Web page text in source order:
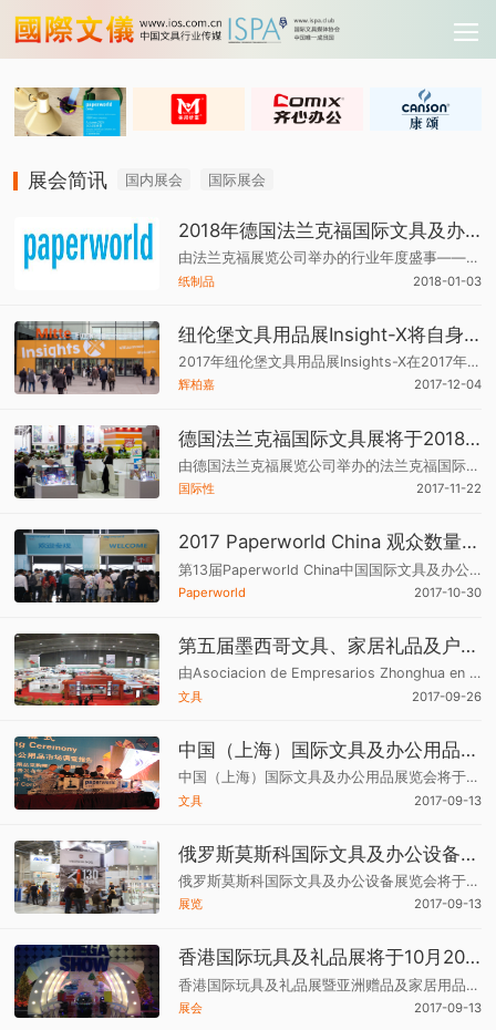
展会简讯 国内展会 国际展会
2018年德国法兰克福国际文具及办公用品博览会将于1月举行
由法兰克福展览公司举办的行业年度盛事——法兰克福国际纸制品、办公用品博览会（PAPERWORLD）将于2018年1月27日至30日在德国法兰克福国际展览中心举行，预计有来自169个国家以及地区的107，000名业界观众到访。
纸制品 2018-01-03
纽伦堡文具用品展Insight-X将自身打造成为坚实的展会平台
2017年纽伦堡文具用品展Insights-X在2017年10月5日至8日圆满落幕，吸引了来自99个国家的5578个贸易买家齐聚品种繁多的展会，高度国际化的展会突显强劲增长，展商和观众高度评价的极具效果的文具展。
辉柏嘉 2017-12-04
德国法兰克福国际文具展将于2018年1月27日至30日举行
由德国法兰克福展览公司举办的法兰克福国际纸制品及办公用品世界展览会（Paperworld）将于2018年1月27日-30日在法兰克福国际展览中心举行。Paperworld展会将吸引世界各地169个国家以及地区的107，000名业界专业观众到访。
国际性 2017-11-22
2017 Paperworld China 观众数量再攀高峰
第13届Paperworld China中国国际文具及办公用品展览会圆满落幕，来自全球各地的23,368名（2016：22,932名）观众齐聚上海新国际博览中心，买家数量位列前十的国家及地区包括日本、美国、香港、台湾、韩国、印度、德国、法国、泰国和英国。
Paperworld 2017-10-30
第五届墨西哥文具、家居礼品及户外用品展于11月23至25日举行
由Asociacion de Empresarios Zhonghua en Mexico.A.C主办的第五届墨西哥文具、家居礼品及户外用品展于11月23日-25日在墨西哥城WTC世贸中心举行，该展会从2012年开始举办至今得到了中国驻墨西哥大使馆、墨西哥经济部、墨西哥杜兰戈州等单位的大力支持。
文具 2017-09-26
中国（上海）国际文具及办公用品展览会
中国（上海）国际文具及办公用品展览会将于2017年9月21至23日在上海举行，由中国轻工工艺品进出口商会和德国法兰克福展览公司共同主办，两家主办单位联手将中国国际文具及办公用品展览会打造成中国乃至亚太地区规模最大、最权威的国际展会。
文具 2017-09-13
俄罗斯莫斯科国际文具及办公设备展览会将于9月23日开幕
俄罗斯莫斯科国际文具及办公设备展览会将于9月23日至25日在莫斯科举行，该展会近200家企业参展，共25个国家近12000多个专业观众到会参观采购。因为迫于国际压力，俄在关税、市场规范等方面都将做出相应的调整，这对于“中国制造”在当地健康发展大有裨益。
展览 2017-09-13
香港国际玩具及礼品展将于10月20日开幕
香港国际玩具及礼品展暨亚洲赠品及家居用品展MEGA SHOW PART 1将于2017年10月20日至23日在香港湾仔举行，MEGA SHOW PART 1贵为全港最大型的商贸展览会之一。展期恰值广交会换展空档期，历届万商云集，是国内企业贸易推广、结识新客户、巩固老客户的绝佳商贸平
展会 2017-09-13